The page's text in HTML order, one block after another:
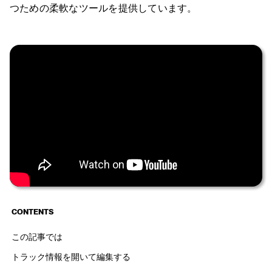
つための柔軟なツールを提供しています。
CONTENTS
この記事では
トラック情報を開いて編集する